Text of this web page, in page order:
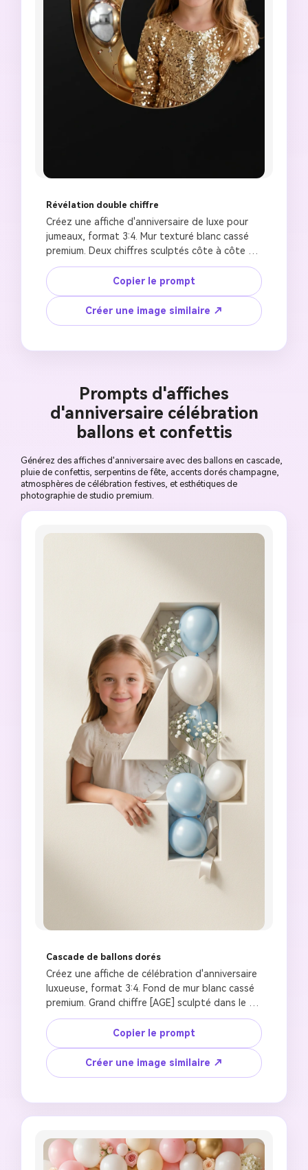
Révélation double chiffre
Créez une affiche d'anniversaire de luxe pour
jumeaux, format 3:4. Mur texturé blanc cassé
premium. Deux chiffres sculptés côte à côte
[AGE_A] et [AGE_B] avec profondeur réaliste et
ombres intérieures. À l'intérieur de chaque
chiffre : ballons et fleurs de couleurs
différentes — rose avec roses dans l'un, bleu
avec hortensias dans l'autre. Deux enfants
préservés, portant [OUTFIT] assortis, riant.
cinématographique chaude, photoréaliste,
couverture de magazine premium, mise en page
épurée, sans artefacts IA.
Copier le prompt
Créer une image similaire ↗
Prompts d'affiches
d'anniversaire célébration
ballons et confettis
Générez des affiches d'anniversaire avec des ballons en cascade,
pluie de confettis, serpentins de fête, accents dorés champagne,
atmosphères de célébration festives, et esthétiques de
photographie de studio premium.
Cascade de ballons dorés
Créez une affiche de célébration d'anniversaire
luxueuse, format 3:4. Fond de mur blanc cassé
premium. Grand chiffre [AGE] sculpté dans le
mur avec profondeur et ombres intérieures
réalistes. À l'intérieur du chiffre : ballons or, or
rose, et ivoire flottant vers le haut, particules
de confettis subtiles, accents floraux séchés.
Un enfant joyeux de [AGE] ans avec traits du
[OUTFIT], sourire naturel. Visage et main
s'étendent à l'extérieur du chiffre pour effet
de ballons métalliques, lumière de contour
douce, peau photoréaliste, esthétique de fête
Copier le prompt
Créer une image similaire ↗